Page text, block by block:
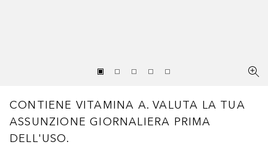
CONTIENE VITAMINA A. VALUTA LA TUA
ASSUNZIONE GIORNALIERA PRIMA
DELL'USO.